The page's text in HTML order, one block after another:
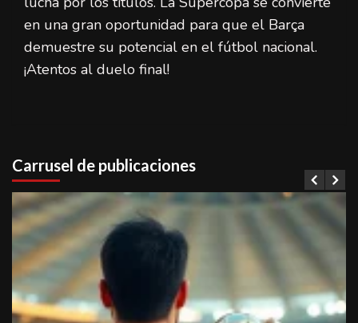
en una gran oportunidad para que el Barça
demuestre su potencial en el fútbol nacional.
¡Atentos al duelo final!
Carrusel de publicaciones